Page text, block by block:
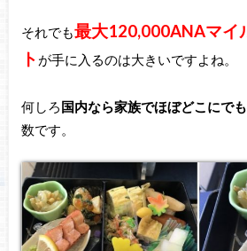
それでも最大120,000ANAマイ
ト が手に入るのは大きいですよね。
何しろ国内なら家族でほぼどこにで
数です。